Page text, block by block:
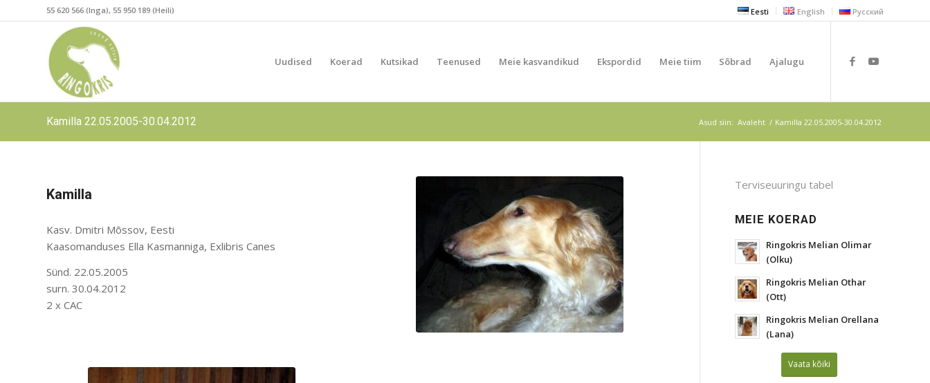
Eesti English Русский
55 620 566 (Inga), 55 950 189 (Heili)
Uudised Koerad Kutsikad Teenused Meie kasvandikud Ekspordid Meie tiim Sõbrad Ajalugu
Kamilla 22.05.2005-30.04.2012 Asud siin: Avaleht / Kamilla 22.05.2005-30.04.2012
Kamilla
Kasv. Dmitri Mõssov, Eesti
Kaasomanduses Ella Kasmanniga, Exlibris Canes
Sünd. 22.05.2005
surn. 30.04.2012
2 x CAC
Terviseuuringu tabel
MEIE KOERAD
Ringokris Melian Olimar
(Olku)
Ringokris Melian Othar
(Ott)
Ringokris Melian Orellana
(Lana)
Vaata kõiki